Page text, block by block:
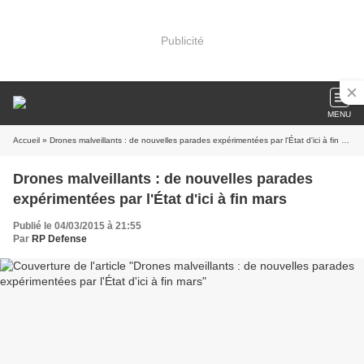
Publicité
MENU
Accueil » Drones malveillants : de nouvelles parades expérimentées par l'État d'ici à fin mars
Drones malveillants : de nouvelles parades
expérimentées par l'État d'ici à fin mars
Publié le 04/03/2015 à 21:55
Par RP Defense